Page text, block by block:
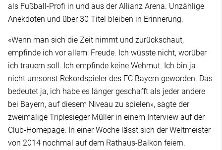
als Fußball-Profi in und aus der Allianz Arena. Unzählige
Anekdoten und über 30 Titel bleiben in Erinnerung.
«Wenn man sich die Zeit nimmt und zurückschaut,
empfinde ich vor allem: Freude. Ich wüsste nicht, worüber
ich trauern soll. Ich empfinde keine Wehmut. Ich bin ja
nicht umsonst Rekordspieler des FC Bayern geworden. Das
bedeutet ja, ich habe es länger geschafft als jeder andere
bei Bayern, auf diesem Niveau zu spielen», sagte der
zweimalige Triplesieger Müller in einem Interview auf der
Club-Homepage. In einer Woche lässt sich der Weltmeister
von 2014 nochmal auf dem Rathaus-Balkon feiern.